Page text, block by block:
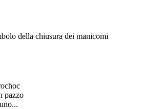
della chiusura dei manicomi
pazzo